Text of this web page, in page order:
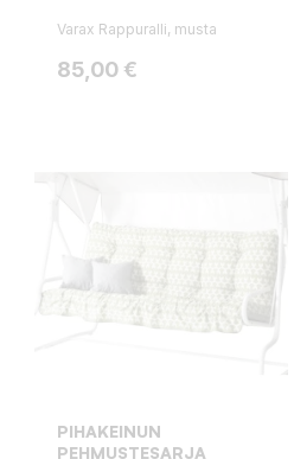
Varax Rappuralli, musta
Hinta
85,00 €
PIHAKEINUN
PEHMUSTESARJA